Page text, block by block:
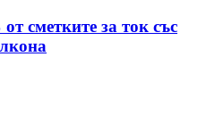
сметките за ток със